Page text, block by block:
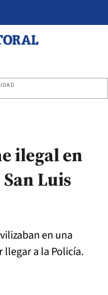
ilegal en
Luis
en una
llegar a la Policía.